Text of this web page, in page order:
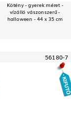
Kötény - gyerek méret -
vízálló vászonszerű -
halloween - 44 x 35 cm
56180-7